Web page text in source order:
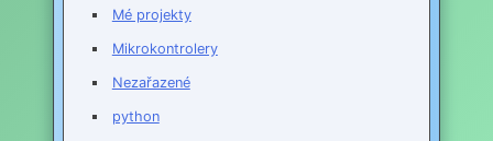
Mé projekty
Mikrokontrolery
Nezařazené
python